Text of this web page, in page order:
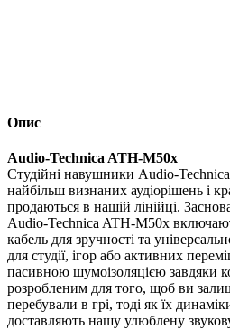
Опис
Audio-Technica ATH-M50x
Студійні навушники Audio-
найбільш визнаних аудіорішень і
продаються в нашій лінійці.
Audio-Technica ATH-M50x
кабель для зручності та
для студії, ігор або активних
пасивною шумоізоляцією завдяки
розробленим для того, щоб ви
перебували в грі, тоді як їх
доставляють нашу улюблену